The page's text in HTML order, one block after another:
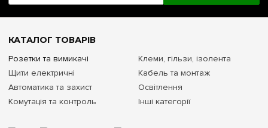
КАТАЛОГ ТОВАРІВ
Розетки та вимикачі
Щити електричні
Автоматика та захист
Комутація та контроль
Клеми, гільзи, ізолента
Кабель та монтаж
Освітлення
Інші категорії